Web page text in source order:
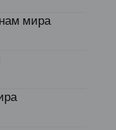
мира